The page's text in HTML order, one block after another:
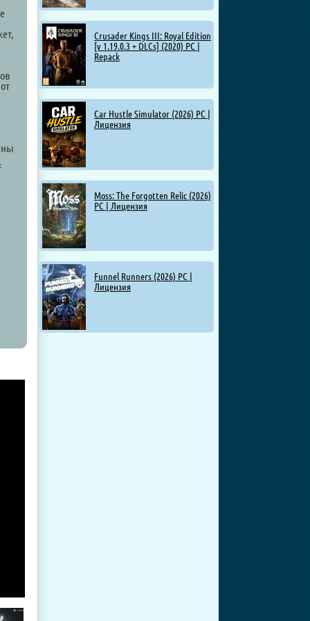
Crusader Kings III: Royal Edition
[v 1.19.0.3 + DLCs] (2020) PC |
Repack
Car Hustle Simulator (2026) PC |
Лицензия
Moss: The Forgotten Relic (2026)
PC | Лицензия
Funnel Runners (2026) PC |
Лицензия